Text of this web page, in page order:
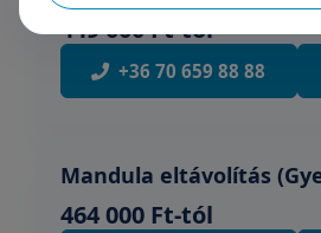
449 000 Ft-tól
+36 70 659 88 88
Mandula eltávolítás
464 000 Ft-tól